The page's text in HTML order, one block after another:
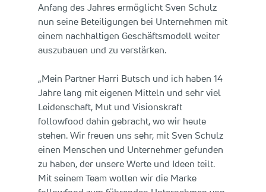
Anfang des Jahres ermöglicht Sven Schulz
nun seine Beteiligungen bei Unternehmen mit
einem nachhaltigen Geschäftsmodell weiter
auszubauen und zu verstärken.
„Mein Partner Harri Butsch und ich haben 14
Jahre lang mit eigenen Mitteln und sehr viel
Leidenschaft, Mut und Visionskraft
followfood dahin gebracht, wo wir heute
stehen. Wir freuen uns sehr, mit Sven Schulz
einen Menschen und Unternehmer gefunden
zu haben, der unsere Werte und Ideen teilt.
Mit seinem Team wollen wir die Marke